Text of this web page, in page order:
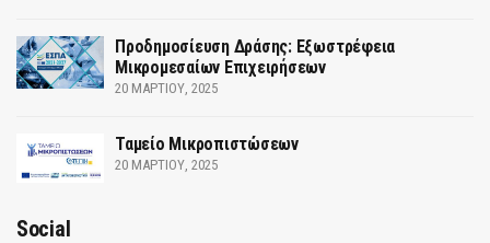
Προδημοσίευση Δράσης: Εξωστρέφεια
Μικρομεσαίων Επιχειρήσεων
20 ΜΑΡΤΊΟΥ, 2025
Ταμείο Μικροπιστώσεων
20 ΜΑΡΤΊΟΥ, 2025
Social